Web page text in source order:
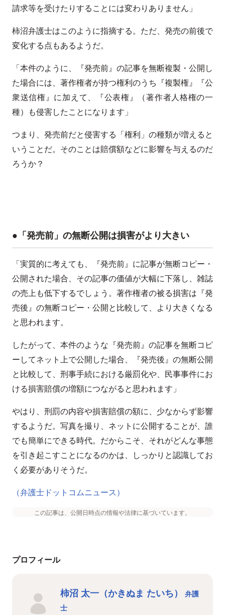
請求等を受けたりすることには変わりありません」
柿沼弁護士はこのように指摘する。ただ、発売の前後で
変化する点もあるようだ。
「本件のように、『発売前』の記事を無断複製・公開し
た場合には、著作権者が持つ権利のうち『複製権』『公
衆送信権』に加えて、『公表権』（著作者人格権の一
種）も侵害したことになります」
つまり、発売前だと侵害する「権利」の種類が増えると
いうことだ。そのことは賠償額などに影響を与えるのだ
ろうか？
●「発売前」の無断公開は損害がより大きい
「実質的に考えても、『発売前』に記事が無断コピー・
公開された場合、その記事の価値が大幅に下落し、雑誌
の売上も低下するでしょう。著作権者の被る損害は『発
売後』の無断コピー・公開と比較して、より大きくなる
と思われます。
したがって、本件のような『発売前』の記事を無断コピ
ーしてネット上で公開した場合、『発売後』の無断公開
と比較して、刑事手続における厳罰化や、民事事件にお
ける損害賠償の増額につながると思われます」
やはり、刑罰の内容や損害賠償の額に、少なからず影響
するようだ。写真を撮り、ネットに公開することが、誰
でも簡単にできる時代。だからこそ、それがどんな事態
を引き起こすことになるのかは、しっかりと認識してお
く必要がありそうだ。
（弁護士ドットコムニュース）
この記事は、公開日時点の情報や法律に基づいています。
プロフィール
柿沼 太一（かきぬま たいち）
弁護
士